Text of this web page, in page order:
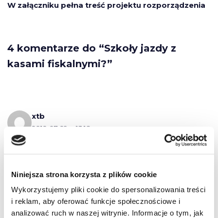
Niniejsza strona korzysta z plików cookie
Wykorzystujemy pliki cookie do spersonalizowania treści
i reklam, aby oferować funkcje społecznościowe i
analizować ruch w naszej witrynie. Informacje o tym, jak
W załączniku pełna treść projektu rozporządzenia
4 komentarze do “Szkoły jazdy z
kasami fiskalnymi?”
xtb
2012-07-29 o 13:18
jeśli przepis obejmie wszystkie szkoły to ok. Czy
ewidencjonowanie przychodów